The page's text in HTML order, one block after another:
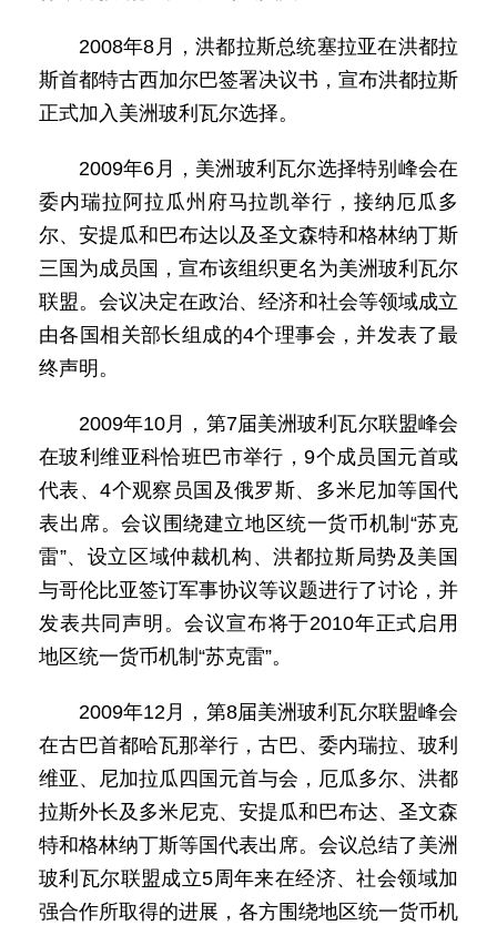
2008年8月，洪都拉斯总统塞拉亚在洪都拉
斯首都特古西加尔巴签署决议书，宣布洪都拉斯
正式加入美洲玻利瓦尔选择。
2009年6月，美洲玻利瓦尔选择特别峰会在
委内瑞拉阿拉瓜州府马拉凯举行，接纳厄瓜多
尔、安提瓜和巴布达以及圣文森特和格林纳丁斯
三国为成员国，宣布该组织更名为美洲玻利瓦尔
联盟。会议决定在政治、经济和社会等领域成立
由各国相关部长组成的4个理事会，并发表了最
终声明。
2009年10月，第7届美洲玻利瓦尔联盟峰会
在玻利维亚科恰班巴市举行，9个成员国元首或
代表、4个观察员国及俄罗斯、多米尼加等国代
表出席。会议围绕建立地区统一货币机制“苏克
雷”、设立区域仲裁机构、洪都拉斯局势及美国
与哥伦比亚签订军事协议等议题进行了讨论，并
发表共同声明。会议宣布将于2010年正式启用
地区统一货币机制“苏克雷”。
2009年12月，第8届美洲玻利瓦尔联盟峰会
在古巴首都哈瓦那举行，古巴、委内瑞拉、玻利
维亚、尼加拉瓜四国元首与会，厄瓜多尔、洪都
拉斯外长及多米尼克、安提瓜和巴布达、圣文森
特和格林纳丁斯等国代表出席。会议总结了美洲
玻利瓦尔联盟成立5周年来在经济、社会领域加
强合作所取得的进展，各方围绕地区统一货币机